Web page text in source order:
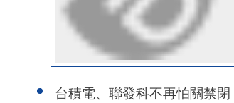
台積電、聯發科不再怕關禁